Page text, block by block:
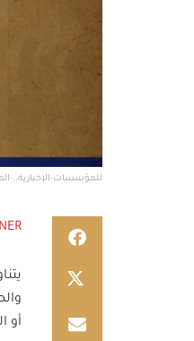
للمؤسسات-الإخبارية..-
أو